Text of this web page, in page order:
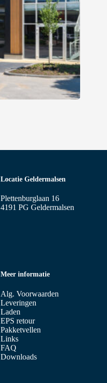
Meer informatie
Alg. Voorwaarden
Leveringen
Laden
EPS retour
Pakketvellen
Links
FAQ
Downloads
Locatie Geldermalsen
Plettenburglaan 16
4191 PG Geldermalsen